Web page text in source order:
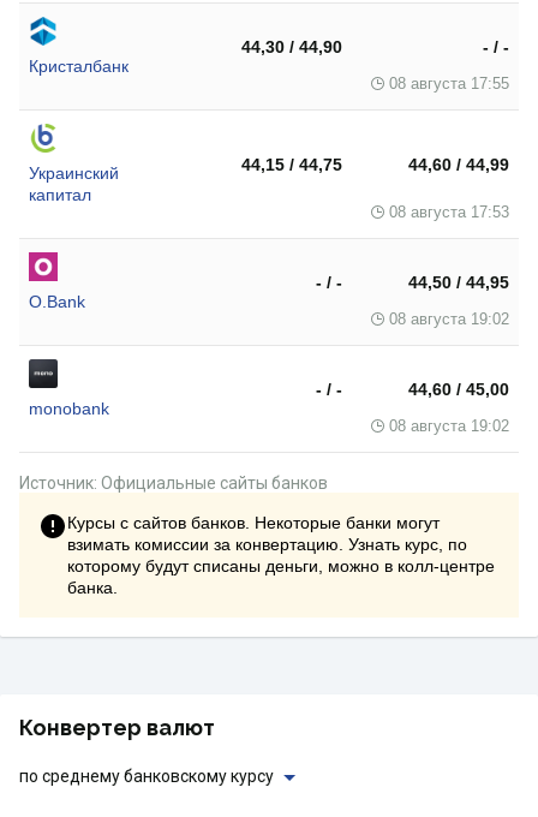
Кристалбанк
44,30 / 44,90 - / -
08 августа 17:55
Украинский
капитал
44,15 / 44,75 44,60 / 44,99
08 августа 17:53
O.Bank
- / - 44,50 / 44,95
08 августа 19:02
monobank
- / - 44,60 / 45,00
08 августа 19:02
Источник: Официальные сайты банков
Курсы с сайтов банков. Некоторые банки могут
взимать комиссии за конвертацию. Узнать курс, по
которому будут списаны деньги, можно в колл-центре
банка.
Конвертер валют
по среднему банковскому курсу